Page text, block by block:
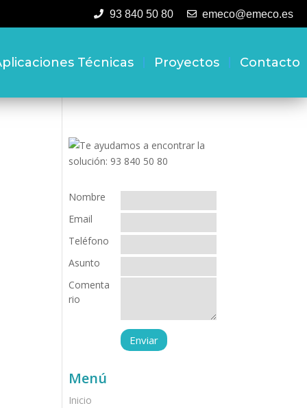
93 840 50 80 emeco@emeco.es
Técnicas Proyectos Contacto
Nombre
Email
Teléfono
Asunto
Comenta
rio
Menú
Inicio